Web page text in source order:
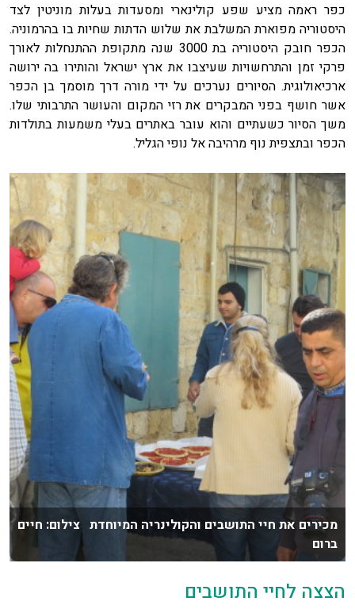
כפר ראמה מציע שפע קולינארי ומסעדות בעלות מוניטין לצד
היסטוריה מפוארת המשלבת את שלוש הדתות שחיות בו בהרמוניה.
הכפר חובק היסטוריה בת 3000 שנה מתקופת ההתנחלות לאורך
פרקי זמן והתרחשויות שעיצבו את ארץ ישראל והותירו בה ירושה
ארכיאולוגית. הסיורים נערכים על ידי מורה דרך מוסמך בן הכפר
אשר חושף בפני המבקרים את רזי המקום והעושר התרבותי שלו.
משך הסיור כשעתיים והוא עובר באתרים בעלי משמעות בתולדות
הכפר ובתצפית נוף מרהיבה אל נופי הגליל.
מכירים את חיי התושבים והקולינריה המיוחדת צילום: חיים
ברום
הצצה לחיי התושבים